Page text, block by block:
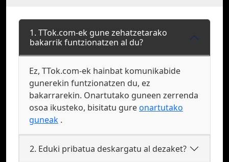
1. TTok.com-ek gune zehatzetarako
bakarrik funtzionatzen al du?
Ez, TTok.com-ek hainbat komunikabide
gunerekin funtzionatzen du, ez
bakarrarekin. Onartutako guneen zerrenda
osoa ikusteko, bisitatu gureonartutako
guneak .
2. Eduki pribatua deskargatu al dezaket?